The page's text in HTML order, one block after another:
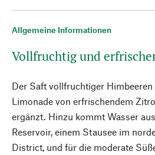
Allgemeine Informationen
Vollfruchtig und
Der Saft vollfruchtiger
Limonade von erfrischendem
ergänzt. Hinzu kommt Wasser
Reservoir, einem Stausee im
District, und für die moderate